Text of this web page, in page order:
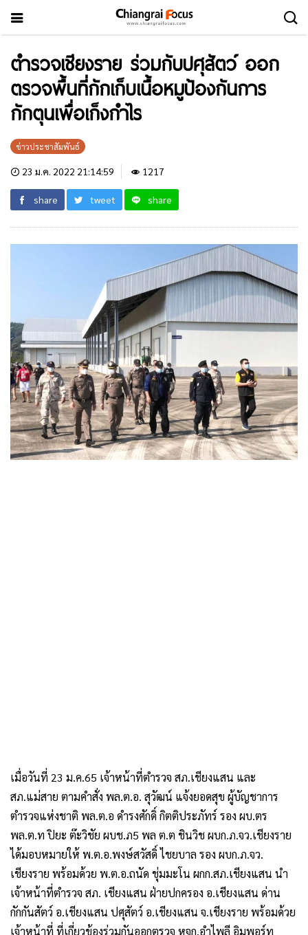
ตำรวจเชียงราย ร่วมกับปศุสัตว์ ออก
ตรวจพื้นที่กักเก็บเนื้อหมูป้องกันการ
กักตุนเพื่อเก็งกำไร
ข่าวประชาสัมพันธ์
23 ม.ค. 2022 21:14:59 1217
share tweet share
เมื่อวันที่ 23 ม.ค.65 เจ้าหน้าที่ตำรวจ สภ.เชียงแสน และ
สภ.แม่สาย ตามคำสั่ง พล.ต.อ. สุวัฒน์ แจ้งยอดสุข ผู้บัญชาการ
ตำรวจแห่งชาติ พล.ต.อ ดำรงศักดิ์ กิตติประภัทร์ รอง ผบ.ตร
พล.ต.ท ปิยะ ต๊ะวิชัย ผบช.ภ5 พล ต.ต ชินวิช ผบก.ภ.จว.เชียงราย
ได้มอบหมายให้ พ.ต.อ.พงษ์สวัสดิ์ ไชยบาล รอง ผบก.ภ.จว.
เชียงราย พร้อมด้วย พ.ต.อ.ถนัด ชุ่มมะโน ผกก.สภ.เชียงแสน นำ
เจ้าหน้าที่ตำรวจ สภ. เชียงแสน ฝ่ายปกครอง อ.เชียงแสน ด่าน
กักกันสัตว์ อ.เชียงแสน ปศุสัตว์ อ.เชียงแสน จ.เชียงราย พร้อมด้วย
เจ้าหน้าที่ ที่เกี่ยวข้องร่วมกันออกตรวจ หจก.อำไพลี อิมพอร์ท